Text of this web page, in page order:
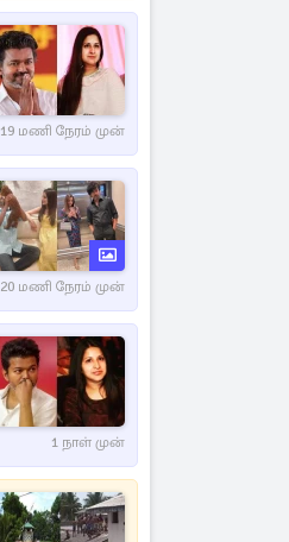
19 மணி நேரம் முன்
20 மணி நேரம் முன்
1 நாள் முன்